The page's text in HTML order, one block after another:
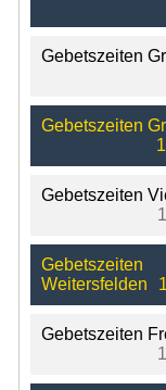
Gebetszeiten
Gebetszeiten
Gebetszeiten
Gebetszeiten
Weitersfelden
Gebetszeiten